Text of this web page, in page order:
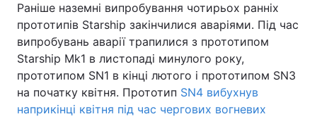
Раніше наземні випробування чотирьох ранніх
прототипів Starship закінчилися аваріями. Під час
випробувань аварії трапилися з прототипом
Starship Mk1 в листопаді минулого року,
прототипом SN1 в кінці лютого і прототипом SN3
на початку квітня. Прототип SN4 вибухнув
наприкінці квітня під час чергових вогневих